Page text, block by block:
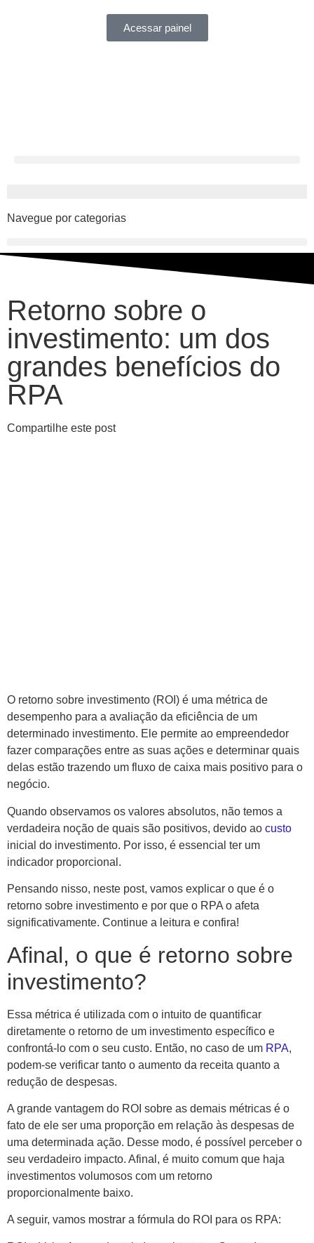
Acessar painel
Navegue por categorias
Retorno sobre o
investimento: um dos
grandes benefícios do
RPA
Compartilhe este post
O retorno sobre investimento (ROI) é uma métrica de
desempenho para a avaliação da eficiência de um
determinado investimento. Ele permite ao empreendedor
fazer comparações entre as suas ações e determinar quais
delas estão trazendo um fluxo de caixa mais positivo para o
negócio.
Quando observamos os valores absolutos, não temos a
verdadeira noção de quais são positivos, devido ao custo
inicial do investimento. Por isso, é essencial ter um
indicador proporcional.
Pensando nisso, neste post, vamos explicar o que é o
retorno sobre investimento e por que o RPA o afeta
significativamente. Continue a leitura e confira!
Afinal, o que é retorno sobre
investimento?
Essa métrica é utilizada com o intuito de quantificar
diretamente o retorno de um investimento específico e
confrontá-lo com o seu custo. Então, no caso de um RPA,
podem-se verificar tanto o aumento da receita quanto a
redução de despesas.
A grande vantagem do ROI sobre as demais métricas é o
fato de ele ser uma proporção em relação às despesas de
uma determinada ação. Desse modo, é possível perceber o
seu verdadeiro impacto. Afinal, é muito comum que haja
investimentos volumosos com um retorno
proporcionalmente baixo.
A seguir, vamos mostrar a fórmula do ROI para os RPA: